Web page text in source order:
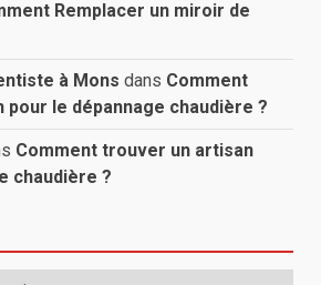
Remplacer un miroir de
à Mons dans Comment
le dépannage chaudière ?
Comment trouver un artisan
chaudière ?